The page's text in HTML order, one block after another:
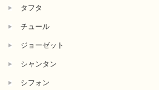
タフタ
チュール
ジョーゼット
シャンタン
シフォン